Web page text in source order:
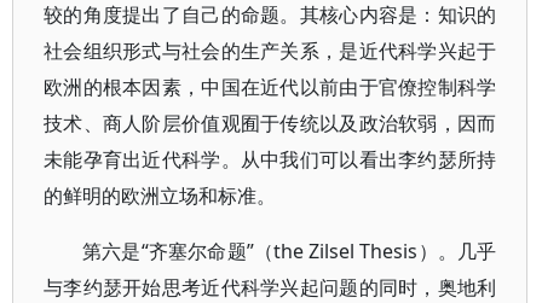
较的角度提出了自己的命题。其核心内容是：知识的
社会组织形式与社会的生产关系，是近代科学兴起于
欧洲的根本因素，中国在近代以前由于官僚控制科学
技术、商人阶层价值观囿于传统以及政治软弱，因而
未能孕育出近代科学。从中我们可以看出李约瑟所持
的鲜明的欧洲立场和标准。
第六是“齐塞尔命题”（the Zilsel Thesis）。几乎
与李约瑟开始思考近代科学兴起问题的同时，奥地利